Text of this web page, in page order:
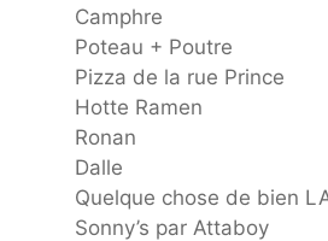
Camphre
Poteau + Poutre
Pizza de la rue Prince
Hotte Ramen
Ronan
Dalle
Quelque chose de bien
Sonny’s par Attaboy